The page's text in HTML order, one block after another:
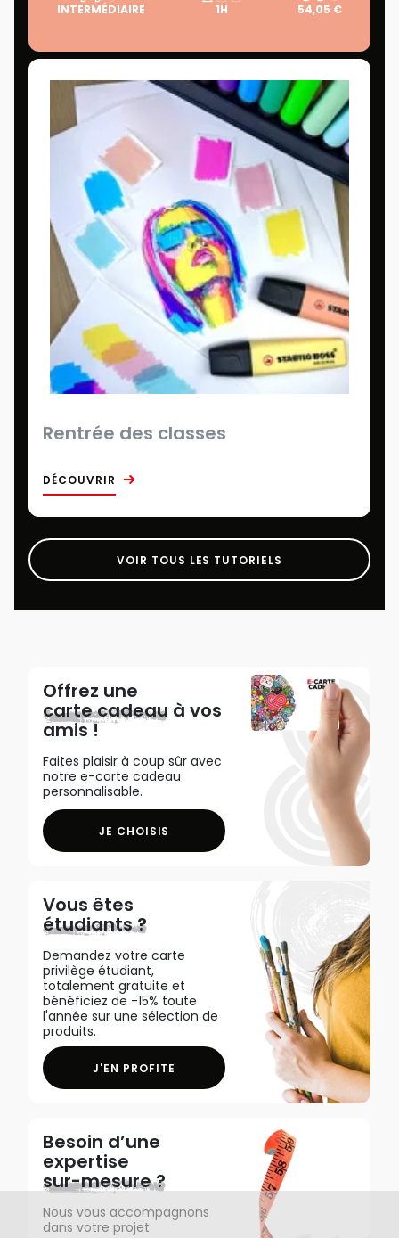
INTERMÉDIAIRE 1H 54,05 €
Rentrée des classes
DÉCOUVRIR
VOIR TOUS LES TUTORIELS
Offrez une
carte cadeau à vos
amis !
Faites plaisir à coup sûr avec
notre e-carte cadeau
personnalisable.
JE CHOISIS
Vous êtes
étudiants ?
Demandez votre carte
privilège étudiant,
totalement gratuite et
bénéficiez de -15% toute
l'année sur une sélection de
produits.
J'EN PROFITE
Besoin d’une
expertise
sur-mesure ?
Nous vous accompagnons
dans votre projet